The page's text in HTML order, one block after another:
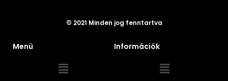
© 2021 Minden jog fenntartva
Menü Információk